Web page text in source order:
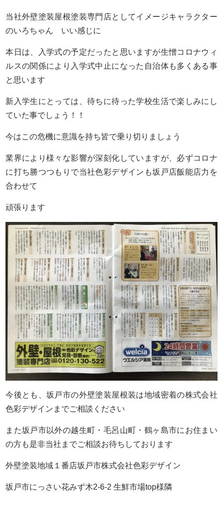
当社外壁塗装屋根塗装専門店としてイメージキャラクター
のいろちゃん いい感じに
本日は、入学式の予定だったと思いますが生憎コロナウィ
ルスの関係により入学式中止になった自治体も多くある事
と思います
新入学生にとっては、待ちに待った学校生活で楽しみにし
ていた事でしょう！！
今はこの危機に意識を持ち皆で乗り切りましょう
業界により様々な影響が深刻化していますが、必ずコロナ
に打ち勝つつもりで当社色彩デザインも坂戸店飯能店力を
合わせて
頑張ります
今後とも、坂戸市の外壁塗装屋根装は地域密着の株式会社
色彩デザインまでご相談ください
また坂戸市以外の越生町・毛呂山町・鶴ヶ島市にお住まい
の方も是非当社までご相談お待ちしております
外壁塗装地域１番店坂戸市株式会社色彩デザイン
坂戸市にっさい花みず木2-6-2 生鮮市場top様隣